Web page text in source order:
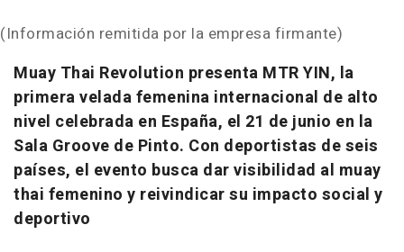
(Información remitida por la empresa firmante)
Muay Thai Revolution presenta MTR YIN, la
primera velada femenina internacional de alto
nivel celebrada en España, el 21 de junio en la
Sala Groove de Pinto. Con deportistas de seis
países, el evento busca dar visibilidad al muay
thai femenino y reivindicar su impacto social y
deportivo